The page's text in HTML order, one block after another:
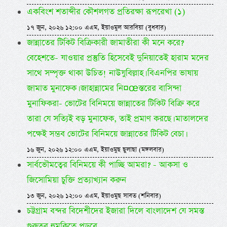
একবিংশ শতাব্দীর কৌশলগত প্রতিরক্ষা রূপরেখা (১)
১৭ জুন, ২০২৬ ১২:০০ এএম, ইয়াওমুল আরবিয়া (বুধবার)
জান্নাতের টিকিট বিক্রিকারী জামাতীরা কী মনে করে?
বেহেশতে- যাওয়ার প্রস্তুতি হিসেবেই দুনিয়াতেই হারাম মদের
সাথে সম্পৃক্ত থাকা উচিত! নাউযুবিল্লাহ। বিএনপির ভাষায়
জামাত মুনাফেক। জাহান্নামের নি¤œস্তরের বাসিন্দা
মুনাফিকরা- ভোটের বিনিময়ে জান্নাতের টিকিট বিক্রি করে
তারা যে সত্যিই বড় মুনাফেক, তাই প্রমাণ করছে। মাতালদের
পক্ষেই সম্ভব ভোটের বিনিময়ে জান্নাতের টিকিট বেচা।
১৬ জুন, ২০২৬ ১২:০০ এএম, ইয়াওমুছ ছুলাছা (মঙ্গলবার)
সার্বভৌমত্বের বিনিময়ে কী পাচ্ছি আমরা? - আকসা ও
জিসোমিয়া চুক্তি প্রত্যাখ্যান করুন
১৩ জুন, ২০২৬ ১২:০০ এএম, ইয়াওমুছ সাবত (শনিবার)
চট্টগ্রাম বন্দর বিদেশীদের ইজারা দিলে বাংলাদেশ যে সমস্ত